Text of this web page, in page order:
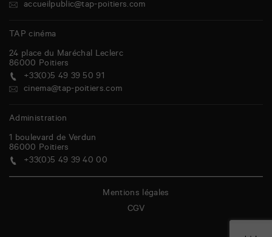
accueilpublic@tap-poitiers.com
TAP cinéma
24 place du Maréchal Leclerc
86000 Poitiers
+33(0)5 49 39 50 91
cinema@tap-poitiers.com
Administration
1 boulevard de Verdun
86000 Poitiers
+33(0)5 49 39 40 00
Mentions légales
CGV